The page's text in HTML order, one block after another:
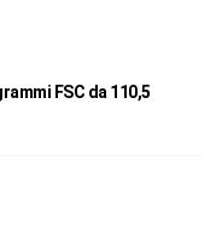
FSC da 110,5